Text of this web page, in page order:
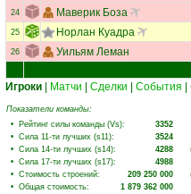
24 Маверик Боза
25 Норлан Куадра
26 Уильям Леман
Игроки Матчи Сделки События
Показатели команды:
• Рейтинг силы команды (Vs): 3352
• Сила 11-ти лучших (s11): 3524
• Сила 14-ти лучших (s14): 4288
• Сила 17-ти лучших (s17): 4988
• Стоимость строений: 209 250 000
• Общая стоимость: 1 879 362 000